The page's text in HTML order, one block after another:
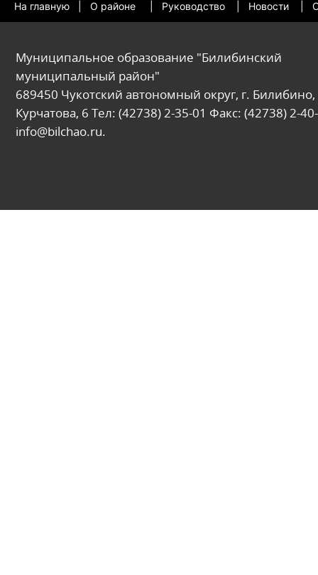
На главную О районе Руководство Новости
Муниципальное образование "Билибинский
муниципальный район"
689450 Чукотский автономный округ, г. Билибино,
Курчатова, 6 Тел: (42738) 2-35-01 Факс: (42738) 2-
info@bilchao.ru.